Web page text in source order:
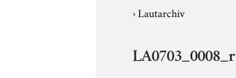
›Lautarchiv
LA0703_0008_r